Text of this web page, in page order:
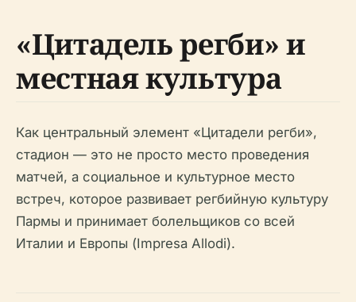
«Цитадель регби» и
местная культура
Как центральный элемент «Цитадели регби»,
стадион — это не просто место проведения
матчей, а социальное и культурное место
встреч, которое развивает регбийную культуру
Пармы и принимает болельщиков со всей
Италии и Европы (Impresa Allodi).